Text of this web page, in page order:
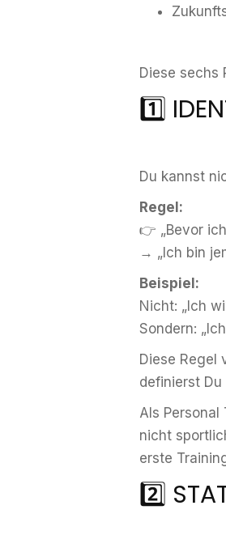
Diese sechs
1️⃣
Du kannst
Regel:
👉 „Bevor
→ „Ich bin
Beispiel:
Nicht: „Ich
Sondern:
Diese Regel
definierst
Als
nicht
erste
2️⃣